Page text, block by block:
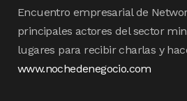
Encuentro empresarial de
principales actores del sector
lugares para recibir charlas y
www.nochedenegocio.com